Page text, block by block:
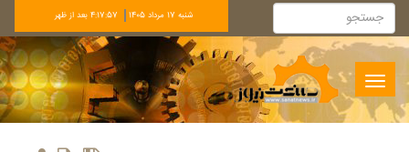
شنبه 17 مرداد 1405 4:17:57 بعد از ظهر
Toggle
navigation